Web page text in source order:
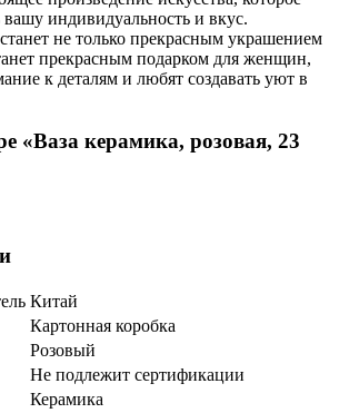
вашу индивидуальность и вкус.
не только прекрасным украшением
прекрасным подарком для женщин,
к деталям и любят создавать уют в
«Ваза керамика, розовая, 23
Китай
Картонная коробка
Розовый
Не подлежит сертификации
Керамика